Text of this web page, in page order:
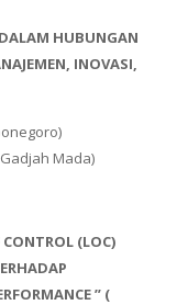
HUBUNGAN
INOVASI,
Mada)
CONTROL (LOC)
” (